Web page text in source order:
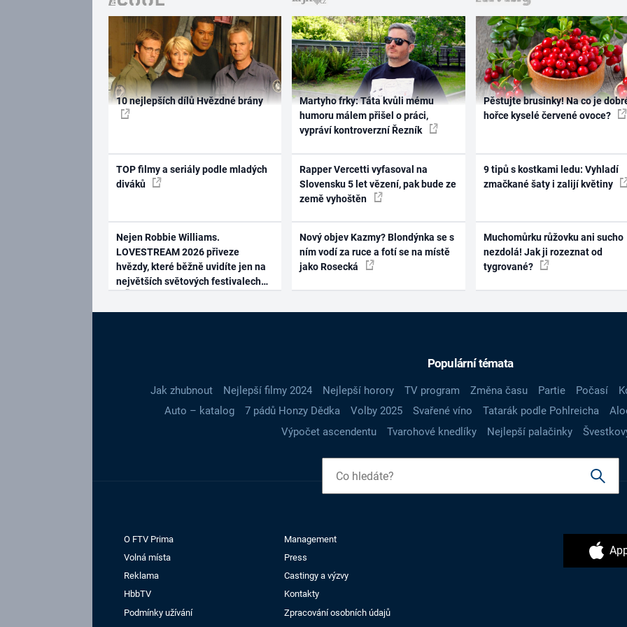
10 nejlepších dílů Hvězdné brány
TOP filmy a seriály podle mladých
diváků
Nejen Robbie Williams.
LOVESTREAM 2026 přiveze
hvězdy, které běžně uvidíte jen na
největších světových festivalech
Martyho frky: Táta kvůli mému
humoru málem přišel o práci,
vypráví kontroverzní Řezník
Rapper Vercetti vyfasoval na
Slovensku 5 let vězení, pak bude ze
země vyhoštěn
Nový objev Kazmy? Blondýnka se s
ním vodí za ruce a fotí se na místě
jako Rosecká
Pěstujte brusinky! Na co je
hořce kyselé červené ovoce?
9 tipů s kostkami ledu: Vyhladí
zmačkané šaty i zalijí květiny
Muchomůrku růžovku ani sucho
nezdolá! Jak ji rozeznat od
tygrované?
Populární témata
Jak zhubnout Nejlepší filmy 2024 Nejlepší horory TV program Změna času Partie Počasí
Auto – katalog
7 pádů Honzy Dědka Volby 2025 Svařené víno Tatarák podle Pohlreicha
Výpočet ascendentu
Tvarohové knedlíky Nejlepší palačinky
O FTV Prima
Management
Volná místa
Press
Reklama
Castingy a výzvy
HbbTV
Kontakty
Podmínky užívání
Zpracování osobních údajů